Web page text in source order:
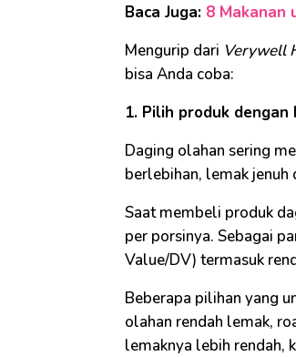
Baca Juga: 8 Makanan
Mengurip dari Verywell
bisa Anda coba:
1. Pilih produk
Daging olahan sering
berlebihan, lemak
Saat membeli produk
per porsinya. Sebagai
Value/DV) termasuk
Beberapa pilihan yang
olahan rendah lemak,
lemaknya lebih rendah,